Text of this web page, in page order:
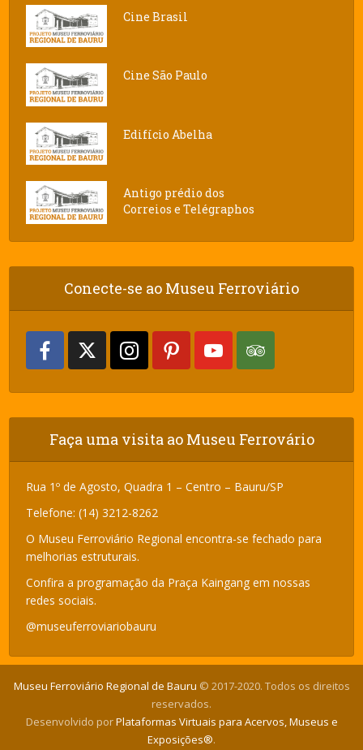
Cine Brasil
Cine São Paulo
Edifício Abelha
Antigo prédio dos
Correios e Telégraphos
Conecte-se ao Museu Ferroviário
Faça uma visita ao Museu Ferrovário
Rua 1º de Agosto, Quadra 1 – Centro – Bauru/SP
Telefone: (14) 3212-8262
O Museu Ferroviário Regional encontra-se fechado para
melhorias estruturais.
Confira a programação da Praça Kaingang em nossas
redes sociais.
@museuferroviariobauru
Museu Ferroviário Regional de Bauru © 2017-2020. Todos os direitos
reservados.
Desenvolvido porPlataformas Virtuais para Acervos, Museus e
Exposições®.